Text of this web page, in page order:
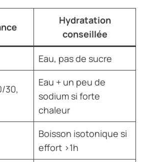
Hydratation
conseillée
Eau, pas de sucre
30,
Eau + un peu de
sodium si forte
chaleur
Boisson isotonique si
effort >1h